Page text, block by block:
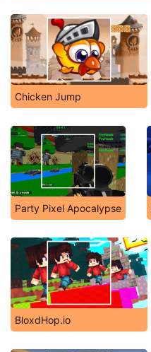
Chicken Jump
Party Pixel Apocalypse
BloxdHop.io